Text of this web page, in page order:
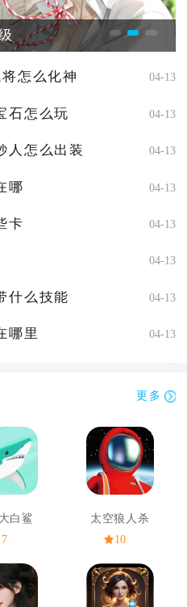
怎么化神 04-13
石怎么玩 04-13
人怎么出装 04-13
哪 04-13
卡 04-13
04-13
什么技能 04-13
哪里 04-13
更多
白鲨
7
太空狼人杀
10